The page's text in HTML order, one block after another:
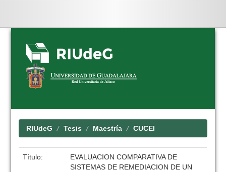
Skip
navigation
RIUdeG Tesis Maestría CUCEI
Título:
EVALUACION COMPARATIVA DE
SISTEMAS DE REMEDIACION DE UN